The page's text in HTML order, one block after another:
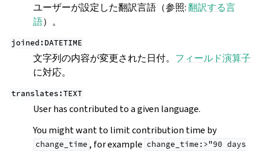
ユーザーが設定した翻訳言語（参照:翻訳する言
語）。
joined:DATETIME
文字列の内容が変更された日付。 フィールド演算子
に対応。
translates:TEXT
User has contributed to a given language.
You might want to limit contribution time by
change_time , for example change_time:>"90 days